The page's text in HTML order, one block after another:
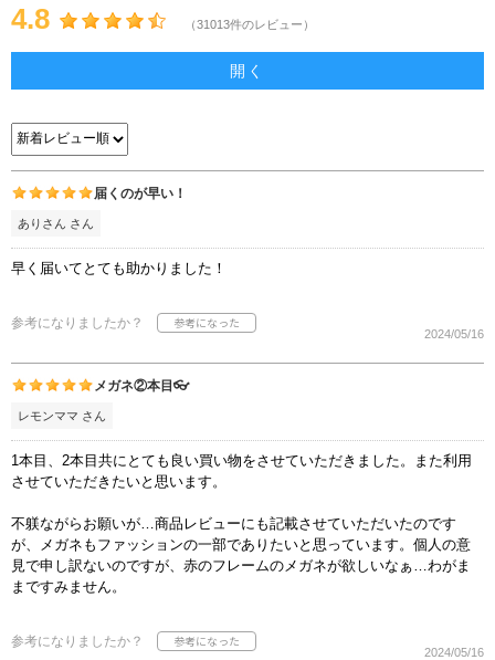
4.8 （31013件のレビュー）
開く
届くのが早い！
ありさん さん
早く届いてとても助かりました！
参考になりましたか？
2024/05/16
メガネ②本目👓
レモンママ さん
1本目、2本目共にとても良い買い物をさせていただきました。また利用
させていただきたいと思います。
不躾ながらお願いが…商品レビューにも記載させていただいたのです
が、メガネもファッションの一部でありたいと思っています。個人の意
見で申し訳ないのですが、赤のフレームのメガネが欲しいなぁ…わがま
まですみません。
参考になりましたか？
2024/05/16